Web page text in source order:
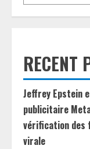
RECENT
Jeffrey Epstein
publicitaire
vérification des
virale